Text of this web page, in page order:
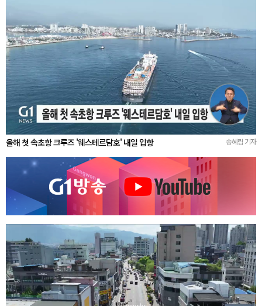
올해 첫 속초항 크루즈 '웨스테르담호' 내일 입항 송혜림 기자